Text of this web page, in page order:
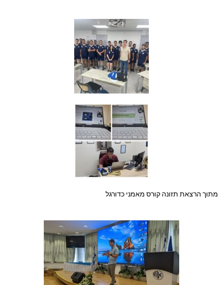
מתוך הרצאת תזונה קורס מאמני כדורגל